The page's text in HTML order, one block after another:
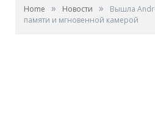
Home » Новости »
Вышла
памяти и мгновенной камерой